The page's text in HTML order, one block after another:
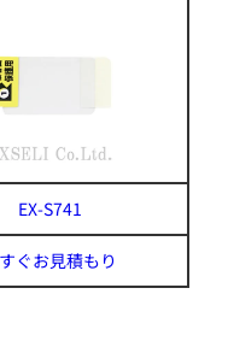
EX-S741
ぐお見積もり